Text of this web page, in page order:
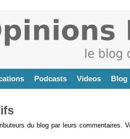
Podcasts Videos Blog
du blog par leurs commentaires.